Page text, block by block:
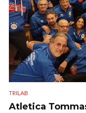
TRILAB
Atletica